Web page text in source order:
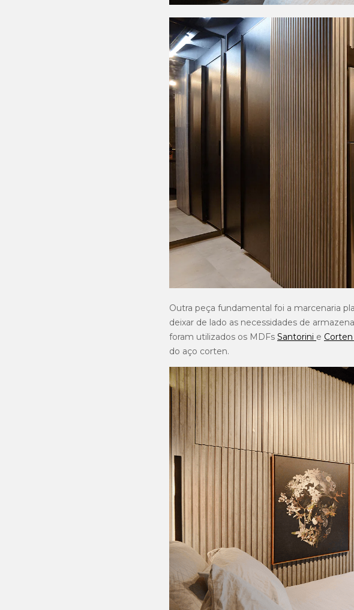
Outra peça fundamental foi a marcenaria
deixar de lado as necessidades de
foram utilizados os MDFs Santorini e Corten
do aço corten.